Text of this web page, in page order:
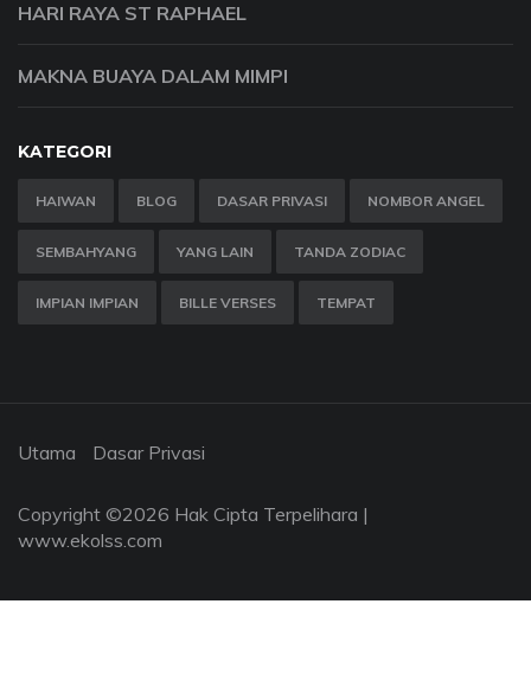
HARI RAYA ST RAPHAEL
MAKNA BUAYA DALAM MIMPI
KATEGORI
HAIWAN BLOG DASAR PRIVASI NOMBOR ANGEL
SEMBAHYANG YANG LAIN TANDA ZODIAC
IMPIAN IMPIAN BILLE VERSES TEMPAT
Utama Dasar Privasi
Copyright ©2026 Hak Cipta Terpelihara |
www.ekolss.com